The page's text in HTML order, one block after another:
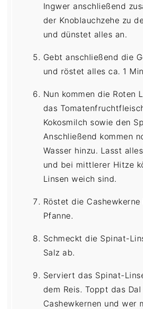
Ingwer anschließend
der Knoblauchzehe zu
und dünstet alles an.
Gebt anschließend die
und röstet alles ca. 1
Nun kommen die Roten
das
Kokosmilch sowie den
Anschließend kommen
Wasser hinzu. Lasst
und bei mittlerer Hitze
Linsen weich sind.
Röstet die
Pfanne.
Schmeckt die Spinat-
Salz ab.
Serviert das Spinat-
dem Reis. Toppt das
Cashewkernen und wer